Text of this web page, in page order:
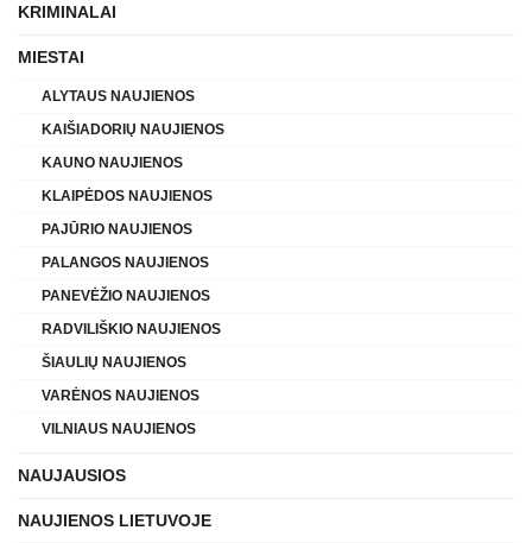
KRIMINALAI
MIESTAI
ALYTAUS NAUJIENOS
KAIŠIADORIŲ NAUJIENOS
KAUNO NAUJIENOS
KLAIPĖDOS NAUJIENOS
PAJŪRIO NAUJIENOS
PALANGOS NAUJIENOS
PANEVĖŽIO NAUJIENOS
RADVILIŠKIO NAUJIENOS
ŠIAULIŲ NAUJIENOS
VARĖNOS NAUJIENOS
VILNIAUS NAUJIENOS
NAUJAUSIOS
NAUJIENOS LIETUVOJE